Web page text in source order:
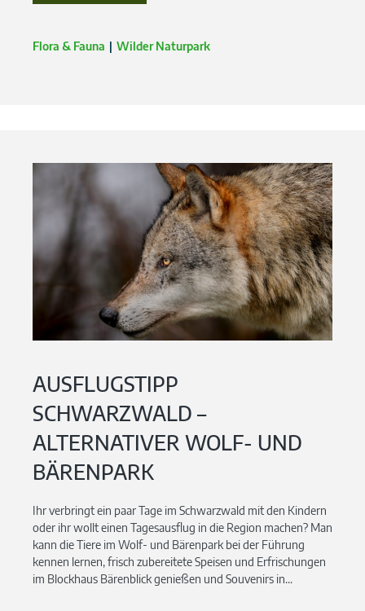
Flora & Fauna Wilder Naturpark
AUSFLUGSTIPP
SCHWARZWALD –
ALTERNATIVER WOLF- UND
BÄRENPARK
Ihr verbringt ein paar Tage im Schwarzwald mit den Kindern
oder ihr wollt einen Tagesausflug in die Region machen? Man
kann die Tiere im Wolf- und Bärenpark bei der Führung
kennen lernen, frisch zubereitete Speisen und Erfrischungen
im Blockhaus Bärenblick genießen und Souvenirs in...